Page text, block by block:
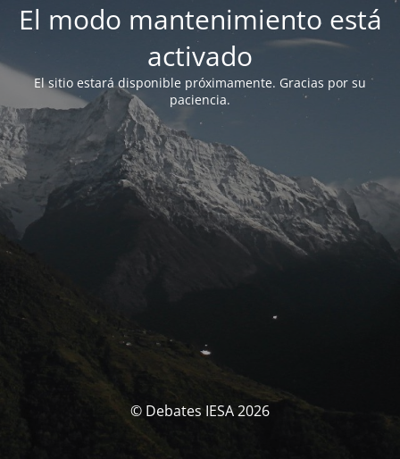
El modo mantenimiento está
activado
El sitio estará disponible próximamente. Gracias por su
paciencia.
© Debates IESA 2026